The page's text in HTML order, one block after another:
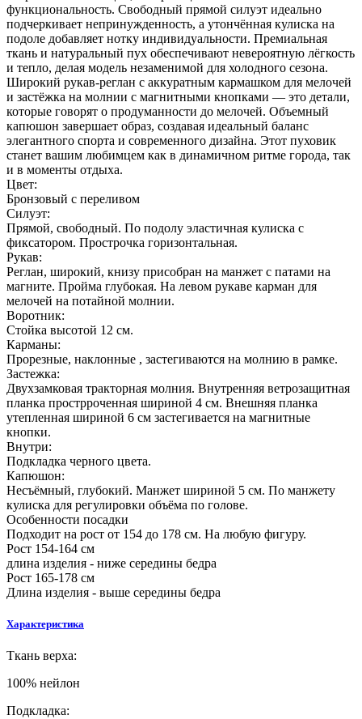
функциональность. Свободный прямой силуэт идеально
подчеркивает непринужденность, а утончённая кулиска на
подоле добавляет нотку индивидуальности. Премиальная
ткань и натуральный пух обеспечивают невероятную лёгкость
и тепло, делая модель незаменимой для холодного сезона.
Широкий рукав-реглан с аккуратным кармашком для мелочей
и застёжка на молнии с магнитными кнопками — это детали,
которые говорят о продуманности до мелочей. Объемный
капюшон завершает образ, создавая идеальный баланс
элегантного спорта и современного дизайна. Этот пуховик
станет вашим любимцем как в динамичном ритме города, так
и в моменты отдыха.
Цвет:
Бронзовый с переливом
Силуэт:
Прямой, свободный. По подолу эластичная кулиска с
фиксатором. Прострочка горизонтальная.
Рукав:
Реглан, широкий, книзу присобран на манжет с патами на
магните. Пройма глубокая. На левом рукаве карман для
мелочей на потайной молнии.
Воротник:
Стойка высотой 12 см.
Карманы:
Прорезные, наклонные , застегиваются на молнию в рамке.
Застежка:
Двухзамковая тракторная молния. Внутренняя ветрозащитная
планка прострроченная шириной 4 см. Внешняя планка
утепленная шириной 6 см застегивается на магнитные
кнопки.
Внутри:
Подкладка черного цвета.
Капюшон:
Несъёмный, глубокий. Манжет шириной 5 см. По манжету
кулиска для регулировки объёма по голове.
Особенности посадки
Подходит на рост от 154 до 178 см. На любую фигуру.
Рост 154-164 см
длина изделия - ниже середины бедра
Рост 165-178 см
Длина изделия - выше середины бедра
Характеристика
Ткань верха:
100% нейлон
Подкладка: